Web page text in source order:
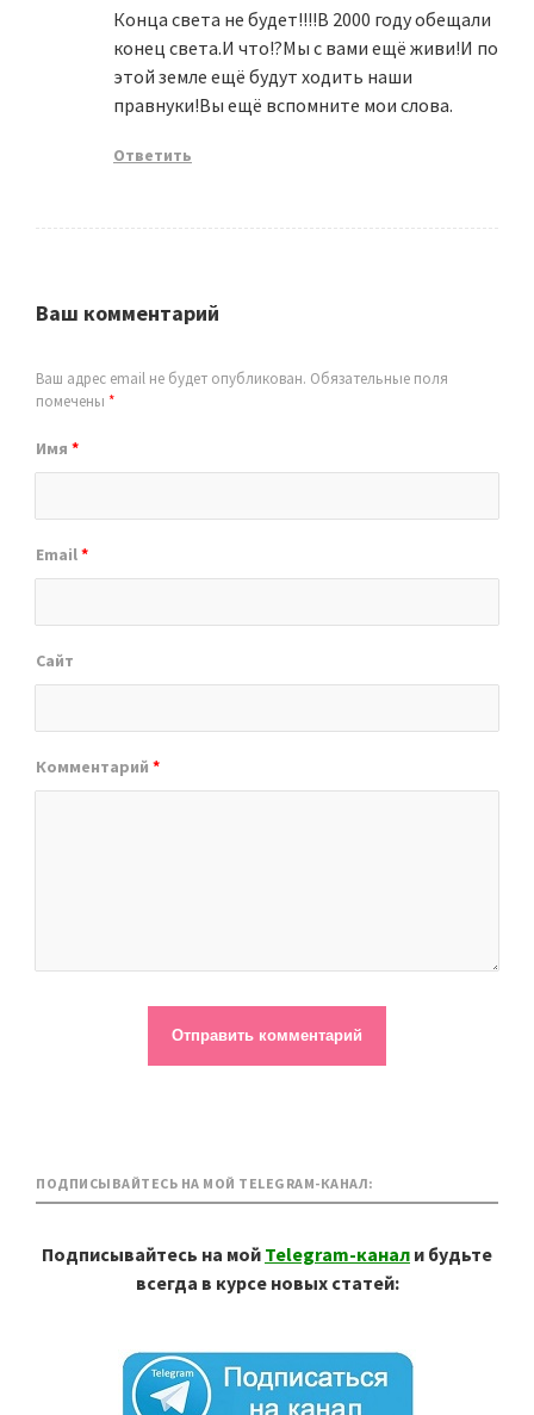
Конца света не будет!!!!В 2000 году обещали
конец света.И что!?Мы с вами ещё живи!И по
этой земле ещё будут ходить наши
правнуки!Вы ещё вспомните мои слова.
Ответить
Ваш комментарий
Ваш адрес email не будет опубликован. Обязательные поля
помечены *
Имя *
Email*
Сайт
Комментарий *
ПОДПИСЫВАЙТЕСЬ НА МОЙ TELEGRAM-КАНАЛ:
Подписывайтесь на мой Telegram-канал и будьте
всегда в курсе новых статей: